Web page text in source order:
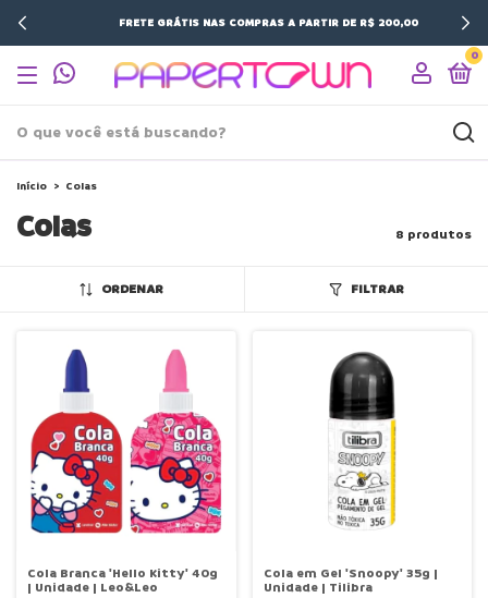
FRETE GRÁTIS NAS COMPRAS A PARTIR DE R$ 200,00
0
Início > Colas
Colas 8 produtos
ORDENAR FILTRAR
Cola Branca 'Hello Kitty' 40g
| Unidade | Leo&Leo
Cola em Gel 'Snoopy' 35g |
Unidade | Tilibra